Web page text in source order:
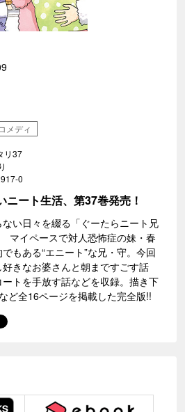
メディ
リ37
0
ニート生活、第37巻発売！
い日々を綴る「ぐーたらニート兄
マイペースで対人恐怖症の妹・春
もある“エニート”な兄・守。今回
きなお婆さんと朝まですごす話
トを手放す話などを収録。描き下
ど全16ページを掲載した完全版!!